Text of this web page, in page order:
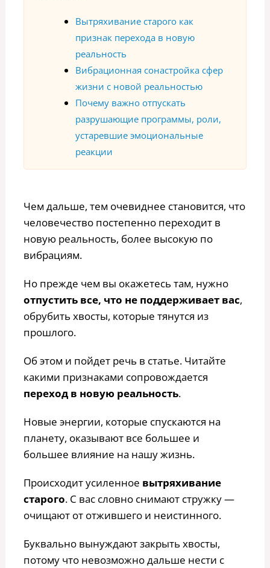
Вытряхивание старого как
признак перехода в новую
реальность
Вибрационная сонастройка сфер
жизни с новой реальностью
Почему важно отпускать
разрушающие программы, роли,
устаревшие эмоциональные
реакции
Чем дальше, тем очевиднее становится, что
человечество постепенно переходит в
новую реальность, более высокую по
вибрациям.
Но прежде чем вы окажетесь там, нужно
отпустить все, что не поддерживает вас,
обрубить хвосты, которые тянутся из
прошлого.
Об этом и пойдет речь в статье. Читайте
какими признаками сопровождается
переход в новую реальность.
Новые энергии, которые спускаются на
планету, оказывают все большее и
большее влияние на нашу жизнь.
Происходит усиленное вытряхивание
старого. С вас словно снимают стружку —
очищают от отжившего и неистинного.
Буквально вынуждают закрыть хвосты,
потому что невозможно дальше нести с